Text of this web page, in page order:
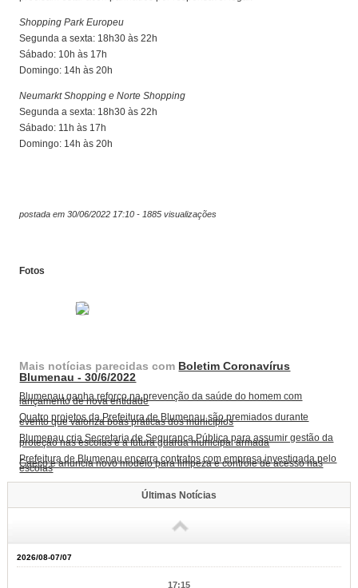
Shopping Park Europeu
Segunda a sexta: 18h30 às 22h
Sábado: 10h às 17h
Domingo: 14h às 20h
Neumarkt Shopping e Norte Shopping
Segunda a sexta: 18h30 às 22h
Sábado: 11h às 17h
Domingo: 14h às 20h
postada em 30/06/2022 17:10 - 1885 visualizações
Fotos
Mais notícias parecidas com Boletim Coronavírus
Blumenau - 30/6/2022
Blumenau ganha reforço na prevenção da saúde do homem com
lançamento de nova entidade
Quatro projetos da Prefeitura de Blumenau são premiados durante
evento que valoriza boas práticas dos municípios
Blumenau cria Secretaria de Segurança Pública para assumir gestão da
proteção nas escolas e a futura guarda municipal armada
Prefeitura de Blumenau encerra contratos com empresa investigada pelo
Gaeco e anuncia novo modelo para limpeza e controle de acesso nas
escolas
Últimas Notícias
2026/08-07/07
17:15